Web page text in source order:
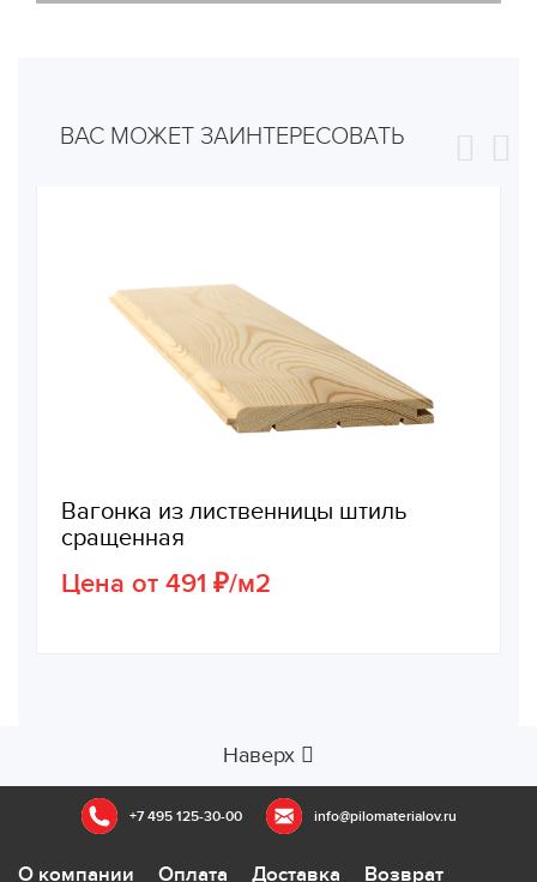
ВАС МОЖЕТ ЗАИНТЕРЕСОВАТЬ
Вагонка из лиственницы штиль
сращенная
Цена от 491 ₽/м2
Наверх
+7 495 125-30-00 info@pilomaterialov.ru
О компании Оплата Доставка Возврат